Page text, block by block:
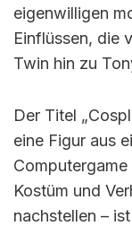
eigenwilligen
Einflüssen, die
Twin hin zu
Der Titel
eine Figur aus
Kostüm und
nachstellen –